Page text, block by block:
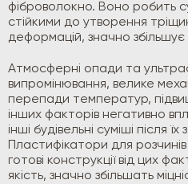
фіброволокно. Воно робить
стійкими до утворення
деформацій, значно збільшує
Атмосферні опади та
випромінювання, велике
перепади температур,
інших факторів негативно
інші будівельні суміші після
Пластифікатори для
готові конструкції від цих
якість, значно збільшать